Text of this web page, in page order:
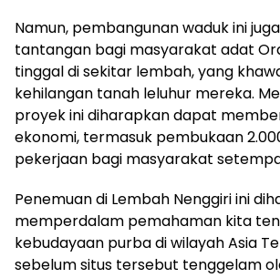
Namun, pembangunan waduk ini
tantangan bagi masyarakat adat
tinggal di sekitar lembah, yang
kehilangan tanah leluhur mereka.
proyek ini diharapkan dapat
ekonomi, termasuk pembukaan
pekerjaan bagi masyarakat
Penemuan di Lembah Nenggiri ini
memperdalam pemahaman kita
kebudayaan purba di wilayah Asia
sebelum situs tersebut tenggelam